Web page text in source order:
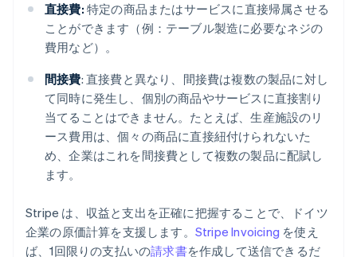
直接費: 特定の商品またはサービスに直接帰属させる
ことができます（例：テーブル製造に必要なネジの
費用など）。
間接費: 直接費と異なり、間接費は複数の製品に対し
て同時に発生し、個別の商品やサービスに直接割り
当てることはできません。たとえば、生産施設のリ
ース費用は、個々の商品に直接紐付けられないた
め、企業はこれを間接費として複数の製品に配賦し
ます。
Stripe は、収益と支出を正確に把握することで、ドイツ
企業の原価計算を支援します。 Stripe Invoicing を使え
ば、1回限りの支払いの請求書を作成して送信できるだ